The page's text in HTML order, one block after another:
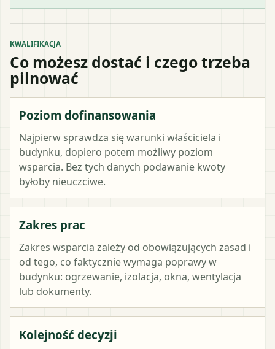
KWALIFIKACJA
Co możesz dostać i czego trzeba
pilnować
Poziom dofinansowania
Najpierw sprawdza się warunki właściciela i
budynku, dopiero potem możliwy poziom
wsparcia. Bez tych danych podawanie kwoty
byłoby nieuczciwe.
Zakres prac
Zakres wsparcia zależy od obowiązujących zasad i
od tego, co faktycznie wymaga poprawy w
budynku: ogrzewanie, izolacja, okna, wentylacja
lub dokumenty.
Kolejność decyzji